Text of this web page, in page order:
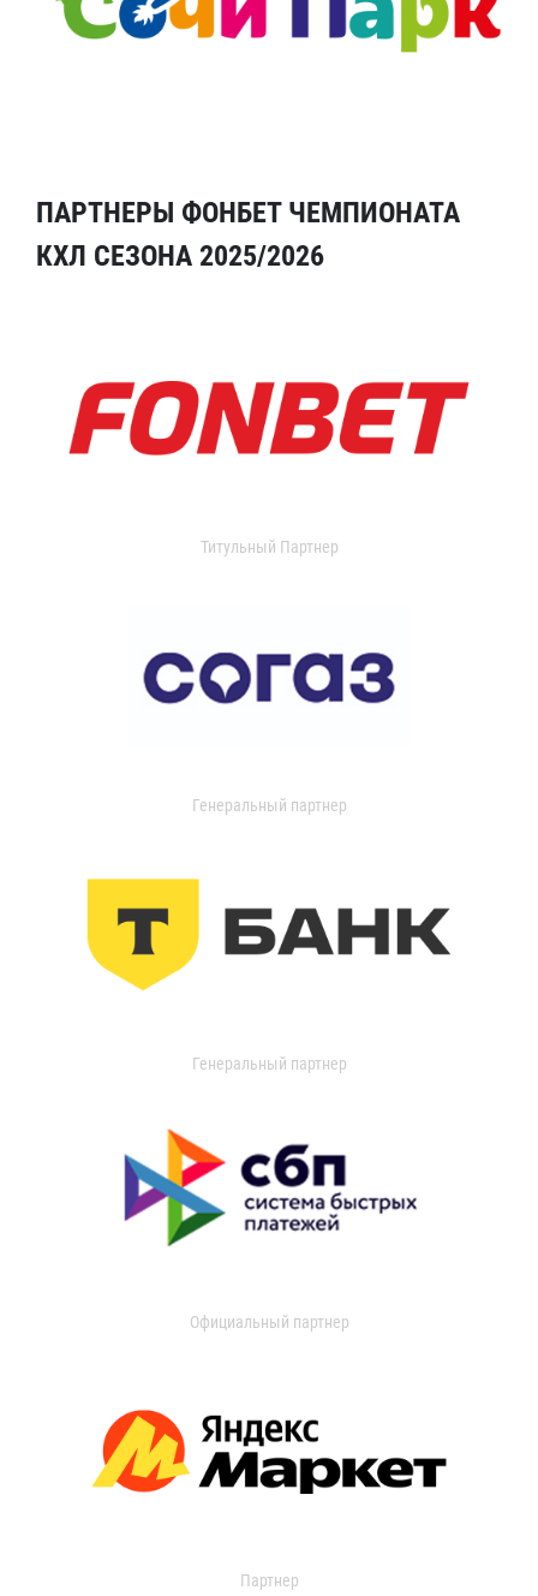
ПАРТНЕРЫ ФОНБЕТ ЧЕМПИОНАТА
КХЛ СЕЗОНА 2025/2026
Титульный Партнер
Генеральный партнер
Генеральный партнер
Официальный партнер
Партнер